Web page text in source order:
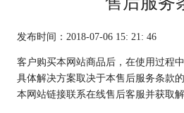
发布时间：2018-07-06 15: 21: 46
客户购买本网站商品后，在使用过程
具体解决方案取决于本售后服务条款
本网站链接联系在线售后客服并获取解